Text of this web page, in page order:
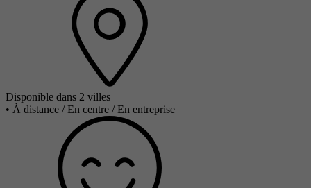
Disponible dans 2 villes
• À distance / En centre / En entreprise